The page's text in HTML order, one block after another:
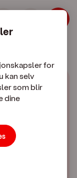
spar miljøet med
og
for
kan selv
som blir
dine